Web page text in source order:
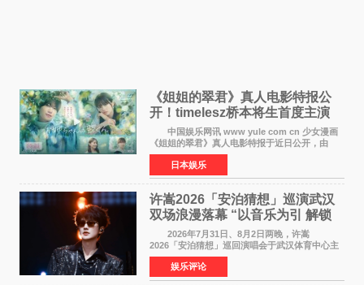
《姐姐的翠君》真人电影特报公
开！timelesz桥本将生首度主演
12月4日上映
中国娱乐网讯 www yule com cn 少女漫画
《姐姐的翠君》真人电影特报于近日公开，由
timelesz成员桥本将生担任主演，这也是他首次
担任电影主演，引发高度关注。 女高中生咲
苗翠（中岛瑠菜
日本娱乐
许嵩2026「安泊猜想」巡演武汉
双场浪漫落幕 “以音乐为引 解锁
江城记忆”
2026年7月31日、8月2日两晚，许嵩
2026「安泊猜想」巡回演唱会于武汉体育中心主
体育场盛大开唱。许嵩与数万歌迷在此相聚，从
浪漫惬意的舞台设计到充满诚意与惊喜的现场互
动，共同开启了一场关于
娱乐评论